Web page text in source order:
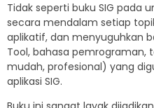
Tidak seperti buku SIG pada
secara mendalam setiap
aplikatif, dan menyuguhkan
Tool, bahasa pemrograman,
mudah, profesional) yang
aplikasi SIG.